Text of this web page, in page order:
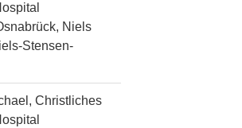
Niels
Stensen-
Christliches